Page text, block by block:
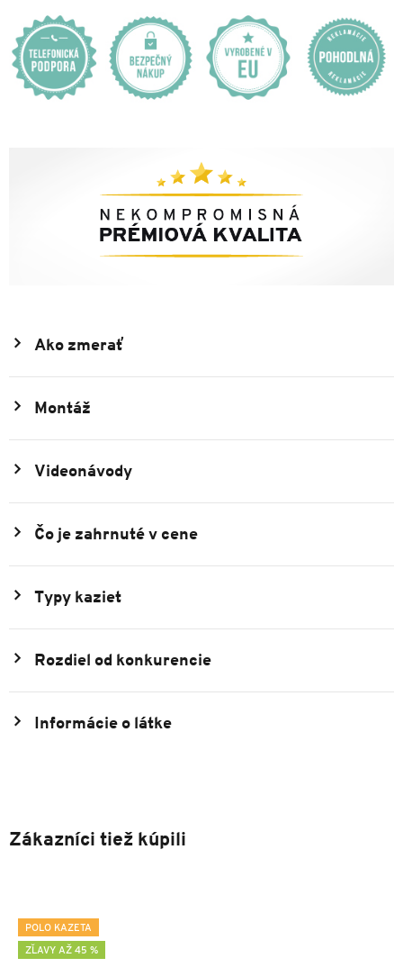
Ako zmerať
Montáž
Videonávody
Čo je zahrnuté v cene
Typy kaziet
Rozdiel od konkurencie
Informácie o látke
Zákazníci tiež kúpili
POLO KAZETA
ZĽAVY AŽ 45 %